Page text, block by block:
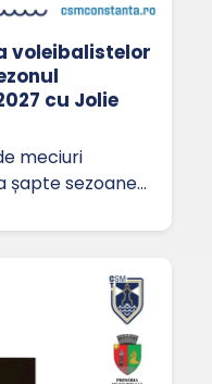
voleibalistelor
cu Jolie
meciuri
șapte sezoane…